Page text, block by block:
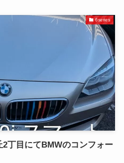
6series
丁目にてBMWのコンフォー